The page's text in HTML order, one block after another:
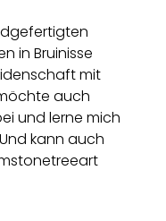
in Bruinisse
mit
auch
und lerne mich
kann auch